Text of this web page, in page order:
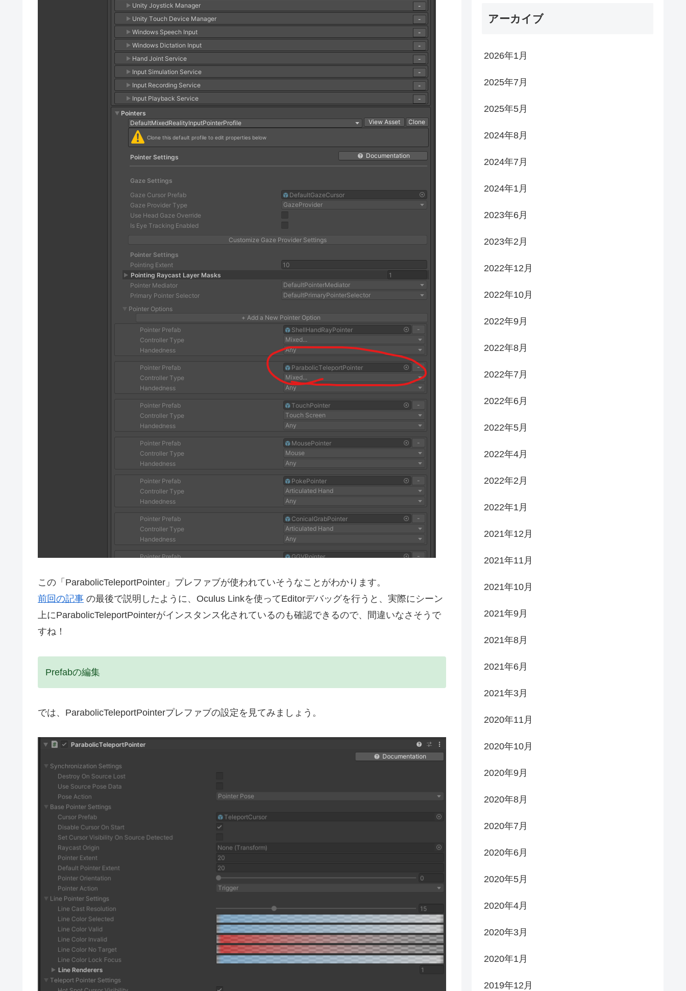
この「ParabolicTeleportPointer」プレファブが使われていそうなことがわかります。
前回の記事 の最後で説明したように、Oculus Linkを使ってEditorデバッグを行うと、実際にシーン
上にParabolicTeleportPointerがインスタンス化されているのも確認できるので、間違いなさそうで
すね！
Prefabの編集
では、ParabolicTeleportPointerプレファブの設定を見てみましょう。
アーカイブ
2026年1月
2025年7月
2025年5月
2024年8月
2024年7月
2024年1月
2023年6月
2023年2月
2022年12月
2022年10月
2022年9月
2022年8月
2022年7月
2022年6月
2022年5月
2022年4月
2022年2月
2022年1月
2021年12月
2021年11月
2021年10月
2021年9月
2021年8月
2021年6月
2021年3月
2020年11月
2020年10月
2020年9月
2020年8月
2020年7月
2020年6月
2020年5月
2020年4月
2020年3月
2020年1月
2019年12月